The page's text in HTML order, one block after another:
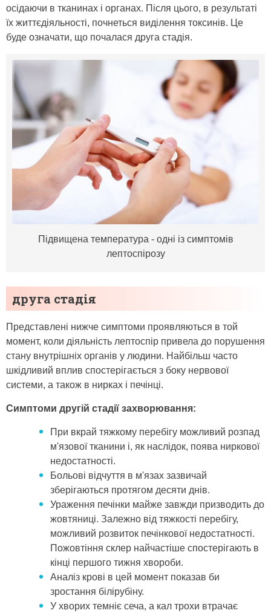
осідаючи в тканинах і органах. Після цього, в результаті
їх життєдіяльності, почнеться виділення токсинів. Це
буде означати, що почалася друга стадія.
Підвищена температура - одні із симптомів
лептоспірозу
друга стадія
Представлені нижче симптоми проявляються в той
момент, коли діяльність лептоспір привела до порушення
стану внутрішніх органів у людини. Найбільш часто
шкідливий вплив спостерігається з боку нервової
системи, а також в нирках і печінці.
Симптоми другій стадії захворювання:
При вкрай тяжкому перебігу можливий розпад
м'язової тканини і, як наслідок, поява ниркової
недостатності.
Больові відчуття в м'язах зазвичай
зберігаються протягом десяти днів.
Ураження печінки майже завжди призводить до
жовтяниці. Залежно від тяжкості перебігу,
можливий розвиток печінкової недостатності.
Пожовтіння склер найчастіше спостерігають в
кінці першого тижня хвороби.
Аналіз крові в цей момент показав би
зростання білірубіну.
У хворих темніє сеча, а кал трохи втрачає